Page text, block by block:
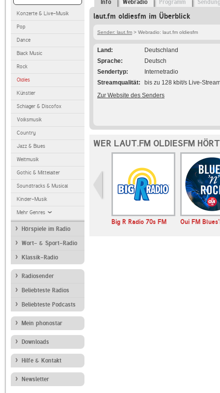
Konzerte & Live-Musik
Pop
Dance
Black Music
Rock
Oldies
Künstler
Schlager & Discofox
Volksmusik
Country
Jazz & Blues
Weltmusik
Gothic & Mittelalter
Soundtracks & Musical
Kinder-Musik
Mehr Genres
Hörspiele im Radio
Wort- & Sport-Radio
Klassik-Radio
Radiosender
Beliebteste Radios
Beliebteste Podcasts
Mein phonostar
Downloads
Hilfe & Kontakt
Newsletter
Info Webradio Programm
laut.fm oldiesfm im Überblick
Sender: laut.fm > Webradio: laut.fm oldiesfm
Land
Deutschland
Sprache
Deutsch
Sendertyp
Internetradio
Streamqualität
bis zu 128 kbit/s Live-
Zur Website des Senders
WER LAUT.FM OLDIESFM
Big R Radio 70s FM Oui FM